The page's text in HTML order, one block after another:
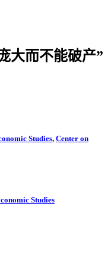
大而不能破产”
Studies, Center on
Studies